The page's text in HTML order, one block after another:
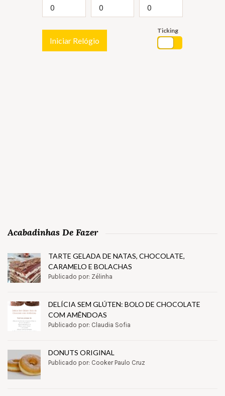
Iniciar Relógio
Ticking
Acabadinhas De Fazer
TARTE GELADA DE NATAS, CHOCOLATE,
CARAMELO E BOLACHAS
Publicado por: Zélinha
DELÍCIA SEM GLÚTEN: BOLO DE CHOCOLATE
COM AMÊNDOAS
Publicado por: Claudia Sofia
DONUTS ORIGINAL
Publicado por: Cooker Paulo Cruz